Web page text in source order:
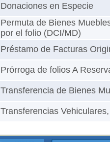
Donaciones en Especie
Permuta de Bienes
por el folio (DCI/MD)
Préstamo de Facturas
Prórroga de folios A
Transferencia de Bienes
Transferencias